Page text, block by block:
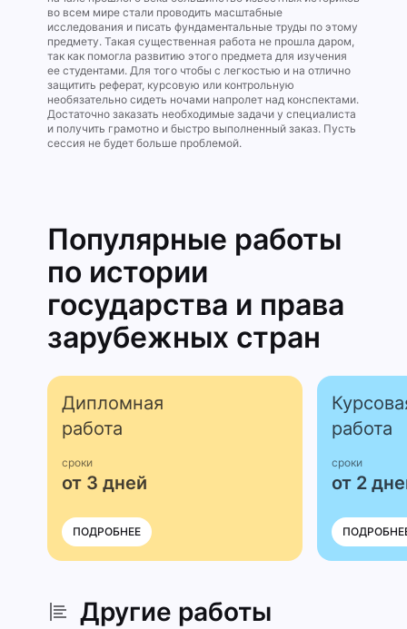
во всем мире стали проводить масштабные
исследования и писать фундаментальные труды по этому
предмету. Такая существенная работа не прошла даром,
так как помогла развитию этого предмета для изучения
ее студентами. Для того чтобы с легкостью и на отлично
защитить реферат, курсовую или контрольную
необязательно сидеть ночами напролет над конспектами.
Достаточно заказать необходимые задачи у специалиста
и получить грамотно и быстро выполненный заказ. Пусть
сессия не будет больше проблемой.
Популярные работы
по истории
государства и права
зарубежных стран
Дипломная
работа
сроки
от 3 дней
ПОДРОБНЕЕ
работа
сроки
от 2
Другие работы